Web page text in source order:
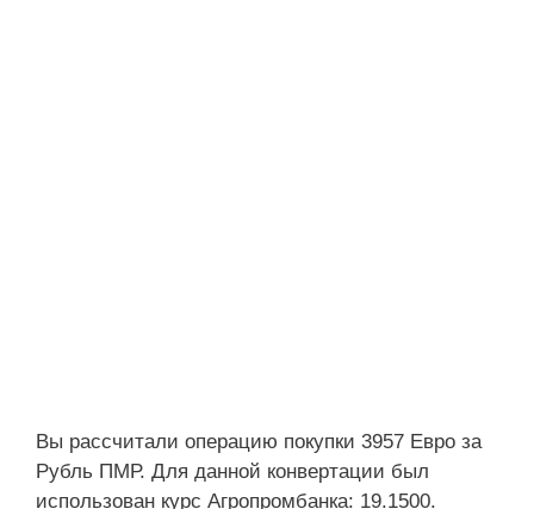
Вы рассчитали операцию покупки 3957 Евро за
Рубль ПМР. Для данной конвертации был
использован курс Агропромбанка: 19.1500.